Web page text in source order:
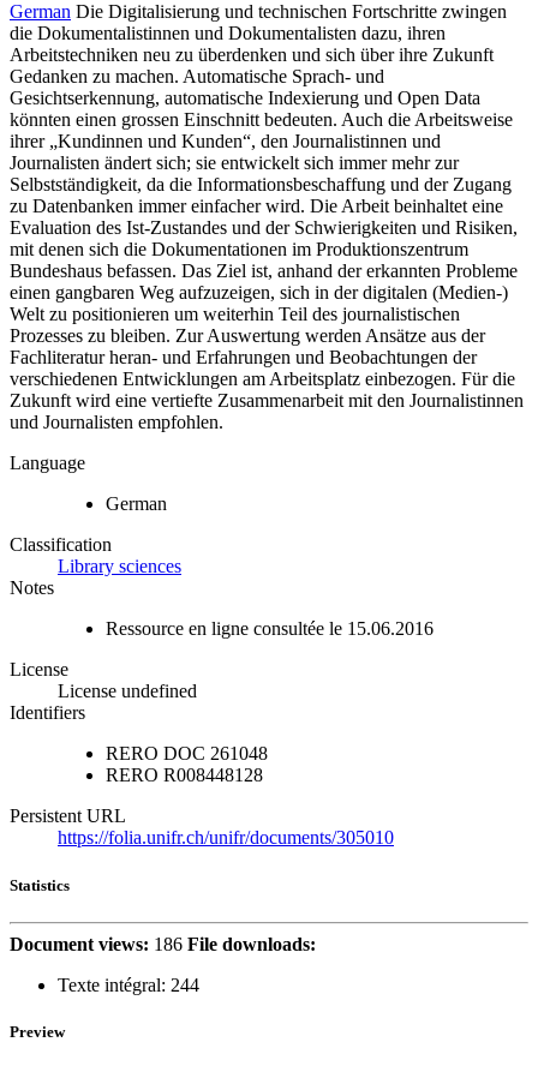
German Die Digitalisierung und technischen Fortschritte zwingen
die Dokumentalistinnen und Dokumentalisten dazu, ihren
Arbeitstechniken neu zu überdenken und sich über ihre Zukunft
Gedanken zu machen. Automatische Sprach- und
Gesichtserkennung, automatische Indexierung und Open Data
könnten einen grossen Einschnitt bedeuten. Auch die Arbeitsweise
ihrer „Kundinnen und Kunden“, den Journalistinnen und
Journalisten ändert sich; sie entwickelt sich immer mehr zur
Selbstständigkeit, da die Informationsbeschaffung und der Zugang
zu Datenbanken immer einfacher wird. Die Arbeit beinhaltet eine
Evaluation des Ist-Zustandes und der Schwierigkeiten und Risiken,
mit denen sich die Dokumentationen im Produktionszentrum
Bundeshaus befassen. Das Ziel ist, anhand der erkannten Probleme
einen gangbaren Weg aufzuzeigen, sich in der digitalen (Medien-)
Welt zu positionieren um weiterhin Teil des journalistischen
Prozesses zu bleiben. Zur Auswertung werden Ansätze aus der
Fachliteratur heran- und Erfahrungen und Beobachtungen der
verschiedenen Entwicklungen am Arbeitsplatz einbezogen. Für die
Zukunft wird eine vertiefte Zusammenarbeit mit den Journalistinnen
und Journalisten empfohlen.
Language
German
Classification
Library sciences
Notes
Ressource en ligne consultée le 15.06.2016
License
License undefined
Identifiers
RERO DOC 261048
RERO R008448128
Persistent URL
https://folia.unifr.ch/unifr/documents/305010
Statistics
Document views: 186 File downloads:
Texte intégral: 244
Preview